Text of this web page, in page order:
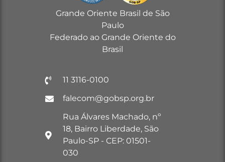
Grande Oriente Brasil de São
Paulo
Federado ao Grande Oriente do
Brasil
11 3116-0100
falecom@gobsp.org.br
Rua Álvares Machado, nº
18, Bairro Liberdade, São
Paulo-SP - CEP: 01501-
030